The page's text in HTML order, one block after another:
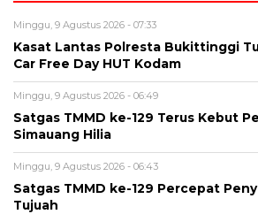
Minggu, 9 Agustus 2026 - 07:33
Kasat Lantas Polresta Bukittinggi
Car Free Day HUT Kodam
Minggu, 9 Agustus 2026 - 06:49
Satgas TMMD ke-129 Terus Kebut
Simauang Hilia
Minggu, 9 Agustus 2026 - 06:43
Satgas TMMD ke-129 Percepat
Tujuah